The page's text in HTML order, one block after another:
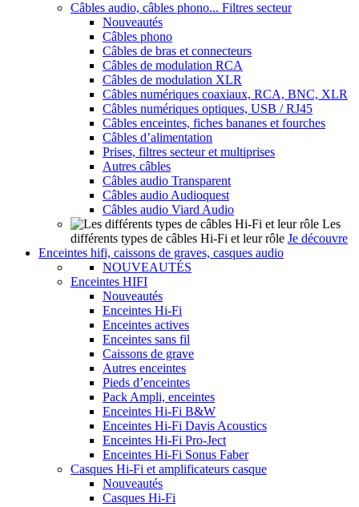
Câbles audio, câbles phono... Filtres secteur
Nouveautés
Câbles phono
Câbles de bras et connecteurs
Câbles de modulation RCA
Câbles de modulation XLR
Câbles numériques coaxiaux, RCA, BNC, XLR
Câbles numériques optiques, USB / RJ45
Câbles enceintes, fiches bananes et fourches
Câbles d’alimentation
Prises, filtres secteur et multiprises
Autres câbles
Câbles audio Transparent
Câbles audio Audioquest
Câbles audio Viard Audio
Les
différents types de câbles Hi-Fi et leur rôle Je découvre
Enceintes hifi, caissons de graves, casques audio
NOUVEAUTÉS
Enceintes HIFI
Nouveautés
Enceintes Hi-Fi
Enceintes actives
Enceintes sans fil
Caissons de grave
Autres enceintes
Pieds d’enceintes
Pack Ampli, enceintes
Enceintes Hi-Fi B&W
Enceintes Hi-Fi Davis Acoustics
Enceintes Hi-Fi Pro-Ject
Enceintes Hi-Fi Sonus Faber
Casques Hi-Fi et amplificateurs casque
Nouveautés
Casques Hi-Fi